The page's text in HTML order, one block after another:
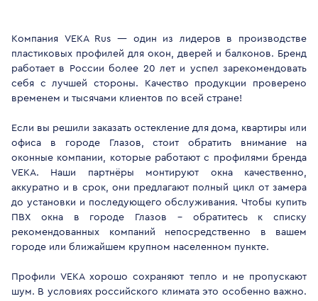
Компания VEKA Rus — один из лидеров в производстве
пластиковых профилей для окон, дверей и балконов. Бренд
работает в России более 20 лет и успел зарекомендовать
себя с лучшей стороны. Качество продукции проверено
временем и тысячами клиентов по всей стране!
Если вы решили заказать остекление для дома, квартиры или
офиса в городе Глазов, стоит обратить внимание на
оконные компании, которые работают с профилями бренда
VEKA. Наши партнёры монтируют окна качественно,
аккуратно и в срок, они предлагают полный цикл от замера
до установки и последующего обслуживания. Чтобы купить
ПВХ окна в городе Глазов - обратитесь к списку
рекомендованных компаний непосредственно в вашем
городе или ближайшем крупном населенном пункте.
Профили VEKA хорошо сохраняют тепло и не пропускают
шум. В условиях российского климата это особенно важно.